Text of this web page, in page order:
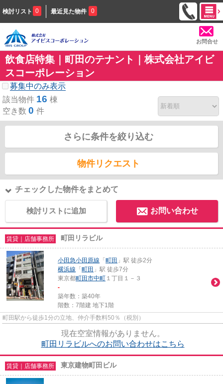
検討リスト 0 最近見た物件 0
お問合せ
飲食店特集｜町田のテナント｜株式会社アイビ
スコーポレーション
募集中のみ表示
該当物件 16 棟
空き数 0 件
さらに条件を絞り込む
物件リクエスト
チェックした物件をまとめて
検討リストに追加 お問い合わせ
賃貸｜店舗事務所 町田リラビル
小田急小田原線 「 町田 」駅 徒歩2分
横浜線 「 町田 」駅 徒歩7分
東京都町田市中町 １丁目１－３
-
築年数：築40年
階数：7階建 地下1階
町田駅から徒歩1分の立地、仲介手数料50％（税別）
現在空室情報がありません。
町田リラビルへのお問い合わせはこちら
賃貸｜店舗事務所 東京建物町田ビル